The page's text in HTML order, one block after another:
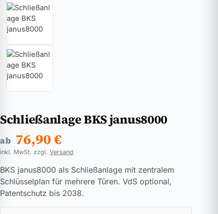
Schließanlage BKS janus8000
ab 76,90€
inkl. MwSt. zzgl. Versand
BKS janus8000 als Schließanlage mit zentralem
Schlüsselplan für mehrere Türen. VdS optional,
Patentschutz bis 2038.